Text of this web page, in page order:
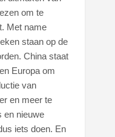
om te
Met name
staan op de
China staat
Europa om
van
en meer te
en nieuwe
iets doen. En